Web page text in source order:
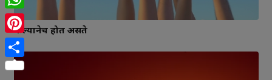
केल्यानेच होत असते
WhatsApp
Pinterest
Share